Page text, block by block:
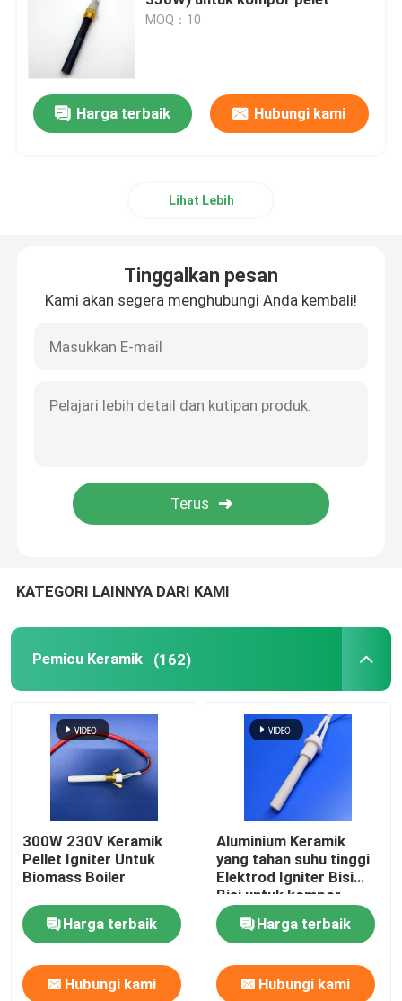
Pemicu Keramik
Pemicu silikon nitrida
Mesin Ozon Portabel
MOQ：10
Harga terbaik Hubungi kami
Lihat Lebih
Tinggalkan pesan
Kami akan segera menghubungi Anda kembali!
KATEGORI LAINNYA DARI KAMI
Pemicu Keramik (162)
300W 230V Keramik
Pellet Igniter Untuk
Biomass Boiler
Harga terbaik
Hubungi kami
Aluminium Keramik
yang tahan suhu tinggi
Elektrod Igniter Bisi
Bisi untuk kompor
pelet
Harga terbaik
Hubungi kami